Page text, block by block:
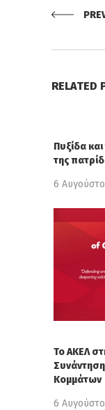
RELATED
Πυξίδα
της
6
Το ΑΚΕΛ
Κομμάτων
6